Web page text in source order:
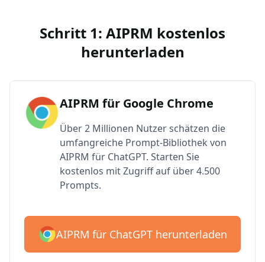
Schritt 1: AIPRM kostenlos
herunterladen
AIPRM für Google Chrome
Über 2 Millionen Nutzer schätzen die
umfangreiche Prompt-Bibliothek von
AIPRM für ChatGPT. Starten Sie
kostenlos mit Zugriff auf über 4.500
Prompts.
AIPRM für ChatGPT herunterladen